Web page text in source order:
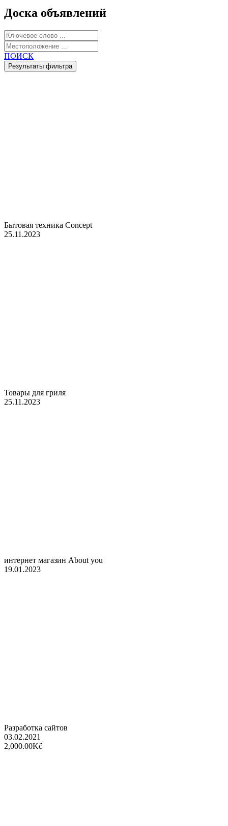
Доска объявлений
ПОИСК
Бытовая техника Concept
25.11.2023
Товары для гриля
25.11.2023
интернет магазин About you
19.01.2023
Разработка сайтов
03.02.2021
2,000.00Kč